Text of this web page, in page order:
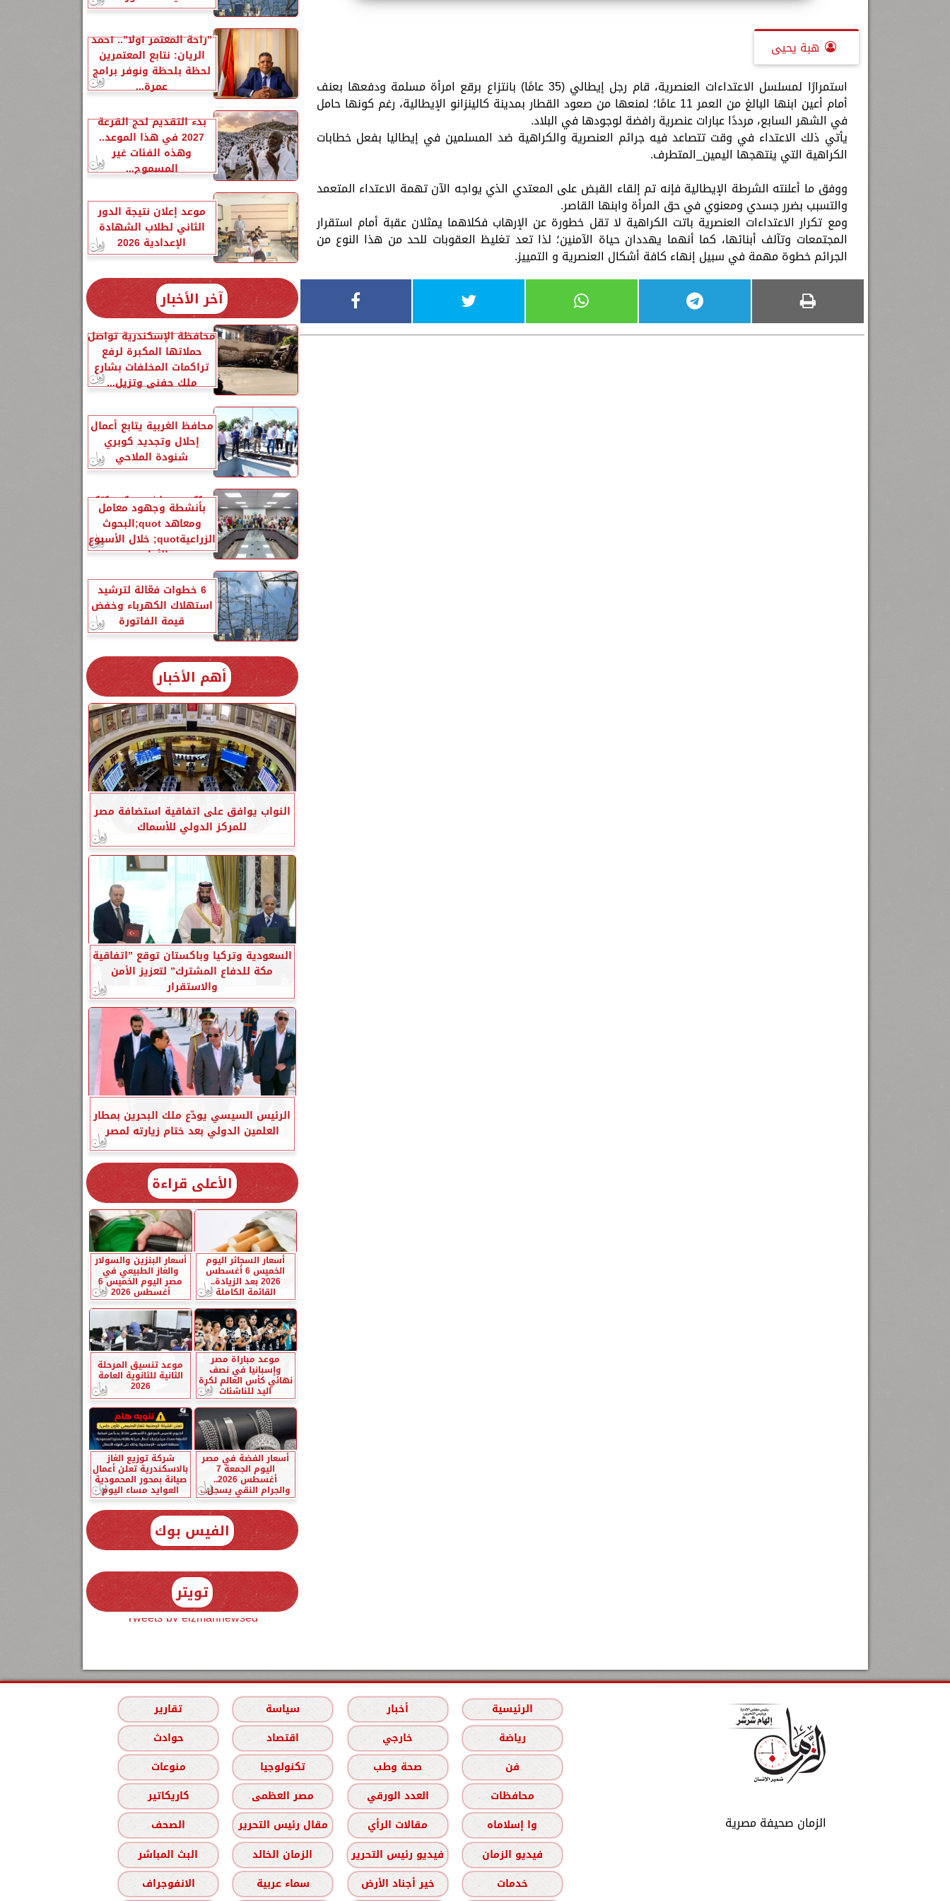
هبة يحيى
استمرارًا لمسلسل الاعتداءات العنصرية، قام رجل إيطالي (35 عامًا) بانتزاع برقع امرأة مسلمة ودفعها بعنف
أمام أعين ابنها البالغ من العمر 11 عامًا؛ لمنعها من صعود القطار بمدينة كالينزانو الإيطالية، رغم كونها حامل
في الشهر السابع، مرددًا عبارات عنصرية رافضة لوجودها في البلاد.
يأتي ذلك الاعتداء في وقت تتصاعد فيه جرائم العنصرية والكراهية ضد المسلمين في إيطاليا بفعل خطابات
الكراهية التي ينتهجها اليمين_المتطرف.
ووفق ما أعلنته الشرطة الإيطالية فإنه تم إلقاء القبض على المعتدي الذي يواجه الآن تهمة الاعتداء المتعمد
والتسبب بضرر جسدي ومعنوي في حق المرأة وابنها القاصر.
ومع تكرار الاعتداءات العنصرية باتت الكراهية لا تقل خطورة عن الإرهاب فكلاهما يمثلان عقبة أمام استقرار
المجتمعات وتآلف أبنائها، كما أنهما يهددان حياة الآمنين؛ لذا تعد تغليظ العقوبات للحد من هذا النوع من
الجرائم خطوة مهمة في سبيل إنهاء كافة أشكال العنصرية و التمييز.
”راحة المعتمر أولًا”.. أحمد
الريان: نتابع المعتمرين
لحظة بلحظة ونوفر برامج
عمرة...
بدء التقديم لحج القرعة
2027 في هذا الموعد..
وهذه الفئات غير
المسموح...
موعد إعلان نتيجة الدور
الثاني لطلاب الشهادة
الإعدادية 2026
آخر الأخبار
محافظة الإسكندرية تواصل
حملاتها المكبرة لرفع
تراكمات المخلفات بشارع
ملك حفني وتزيل...
محافظ الغربية يتابع أعمال
إحلال وتجديد كوبري
شنودة الملاحي
الزراعةquot; تنشر تقريرًا
بأنشطة وجهود معامل
ومعاهد quot;البحوث
الزراعيةquot; خلال الأسبوع
الأول...
6 خطوات فعّالة لترشيد
استهلاك الكهرباء وخفض
قيمة الفاتورة
أهم الأخبار
النواب يوافق على اتفاقية استضافة مصر
للمركز الدولي للأسماك
السعودية وتركيا وباكستان توقع ”اتفاقية
مكة للدفاع المشترك” لتعزيز الأمن
والاستقرار
الرئيس السيسي يودّع ملك البحرين بمطار
العلمين الدولي بعد ختام زيارته لمصر
الأعلى قراءة
أسعار السجائر اليوم
الخميس 6 أغسطس
2026 بعد الزيادة..
القائمة الكاملة
أسعار البنزين والسولار
والغاز الطبيعي في
مصر اليوم الخميس 6
أغسطس 2026
موعد مباراة مصر
وإسبانيا في نصف
نهائي كأس العالم لكرة
اليد للناشئات
موعد تنسيق المرحلة
الثانية للثانوية العامة
2026
أسعار الفضة في مصر
اليوم الجمعة 7
أغسطس 2026..
والجرام النقي يسجل...
شركة توزيع الغاز
بالاسكندرية تعلن أعمال
صيانة بمحور المحمودية
العوايد مساء اليوم
الفيس بوك
تويتر
Tweets by elzmannewseg
الزمان صحيفة مصرية
الرئيسية أخبار سياسة
تقارير
رياضة
خارجي اقتصاد
حوادث
فن
صحة وطب تكنولوجيا
منوعات
محافظات
العدد الورقي مصر العظمى
كاريكاتير
وا إسلاماه
مقالات الرأي مقال رئيس التحرير
الصحف
فيديو الزمان
فيديو رئيس التحرير الزمان الخالد
البث المباشر
خدمات
خير أجناد الأرض سماء عربية الانفوجراف